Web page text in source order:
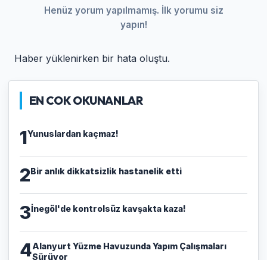
Henüz yorum yapılmamış. İlk yorumu siz
yapın!
Haber yüklenirken bir hata oluştu.
EN COK OKUNANLAR
1Yunuslardan kaçmaz!
2Bir anlık dikkatsizlik hastanelik etti
3İnegöl'de kontrolsüz kavşakta kaza!
4Alanyurt Yüzme Havuzunda Yapım Çalışmaları
Sürüyor